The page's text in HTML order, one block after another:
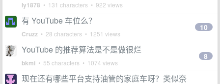
ly1878 • 131 characters • 922 views
有 YouTube 车位么？
Cruzz • 28 characters • 1251 views
10
YouTube 的推荐算法是不是做很烂
bkmi • 55 characters • 1074 views
8
现在还有哪些平台支持油管的家庭车呀？类似奈